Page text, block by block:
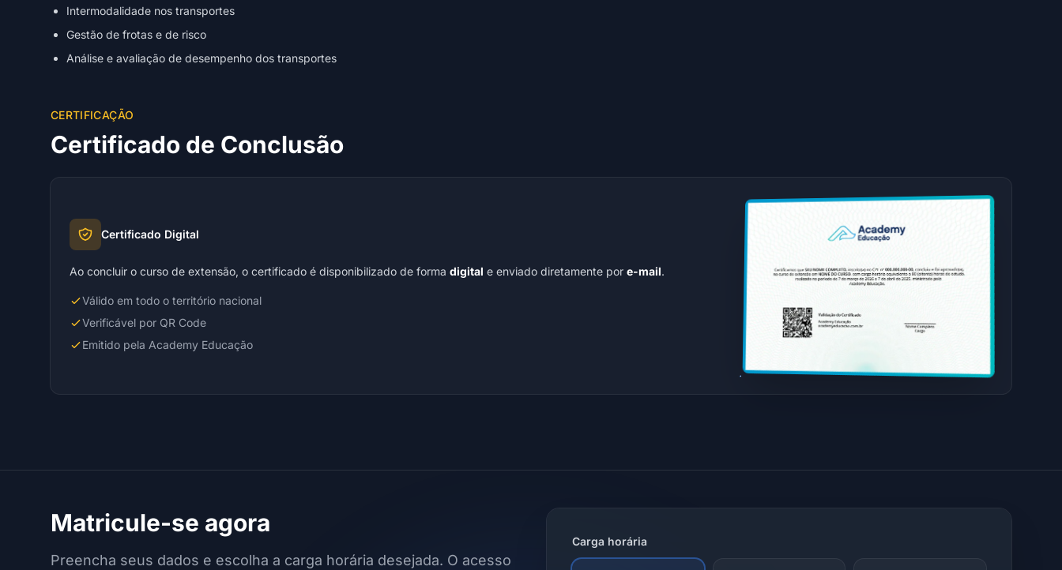
Intermodalidade nos transportes
Gestão de frotas e de risco
Análise e avaliação de desempenho dos transportes
CERTIFICAÇÃO
Certificado de Conclusão
Certificado Digital
Ao concluir o curso de extensão, o certificado é disponibilizado de forma digital e enviado diretamente por e-mail.
Válido em todo o território nacional
Verificável por QR Code
Emitido pela Academy Educação
Matricule-se agora
Preencha seus dados e escolha a carga horária desejada. O acesso
Carga horária